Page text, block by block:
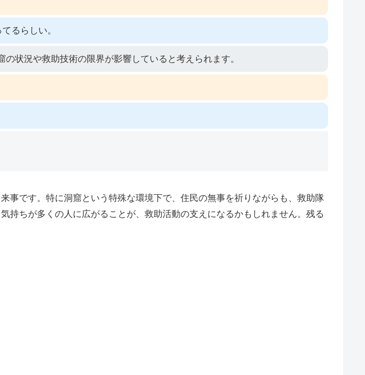
るらしい。
状況や救助技術の限界が影響していると考えられます。
事です。特に洞窟という特殊な環境下で、住民の無事を祈りながらも、救助隊
持ちが多くの人に広がることが、救助活動の支えになるかもしれません。残る